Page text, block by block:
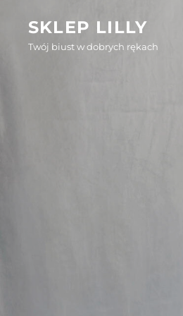
content
SKLEP LILLY
Twój biust w dobrych rękach